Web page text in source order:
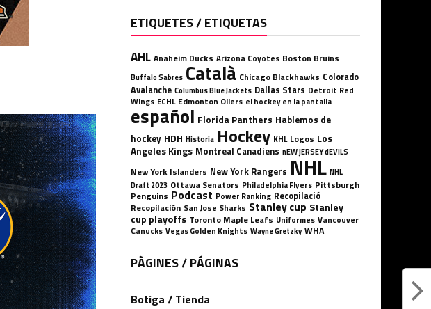
ETIQUETES / ETIQUETAS
AHL Anaheim Ducks Arizona Coyotes Boston Bruins
Buffalo Sabres Català Chicago Blackhawks Colorado
Avalanche Columbus Blue Jackets Dallas Stars Detroit Red
Wings ECHL Edmonton Oilers el hockey en la pantalla
español Florida Panthers Hablemos de
hockey HDH Historia Hockey KHL Logos Los
Angeles Kings Montreal Canadiens nEW jERSEY dEVILS
New York Islanders New York Rangers NHL NHL
Draft 2023 Ottawa Senators Philadelphia Flyers Pittsburgh
Penguins Podcast Power Ranking Recopilació
Recopilación San Jose Sharks Stanley cup Stanley
cup playoffs Toronto Maple Leafs Uniformes Vancouver
Canucks Vegas Golden Knights Wayne Gretzky WHA
PÀGINES / PÁGINAS
Botiga / Tienda